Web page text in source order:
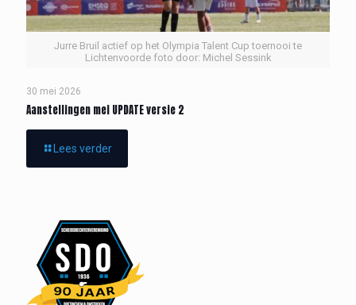
Jurre Bruil actief op het Olympia Talent Cup toernooi te
Lichtenvoorde foto door: Michel Sessink
30 mei 2026
Aanstellingen mei UPDATE versie 2
Lees verder